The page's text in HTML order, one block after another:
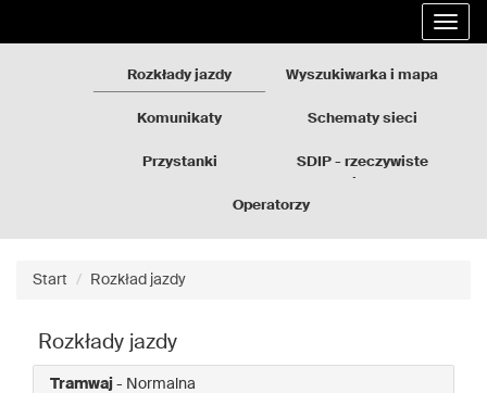
Rozkłady jazdy Wyszukiwarka i mapa
Komunikaty Schematy sieci
Przystanki
SDIP - rzeczywiste
Operatorzy
Start Rozkład jazdy
Rozkłady jazdy
Tramwaj - Normalna